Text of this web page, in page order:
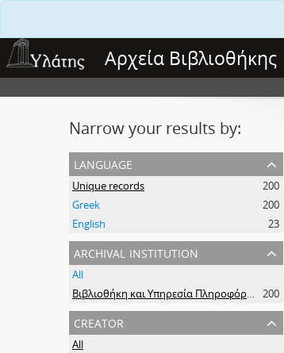
Αρχεία Βιβλιοθήκης
Narrow your results by:
language
Unique records
200
Greek
200
English
23
archival institution
All
Βιβλιοθήκη και Υπηρεσία Πληροφόρησης Τεχνολογικού Πανεπιστημίου Κύπρου
200
creator
All